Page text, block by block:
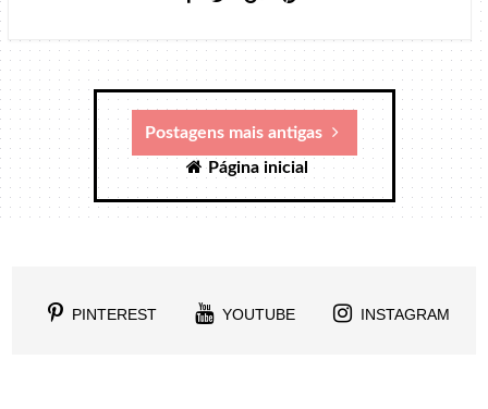
Postagens mais antigas
Página inicial
PINTEREST YOUTUBE INSTAGRAM